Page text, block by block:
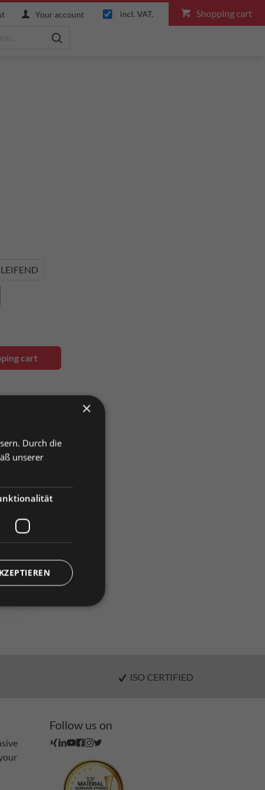
Your account incl. VAT. Shopping cart
cart
ISO CERTIFIED
Follow us on
×
Durch die
unserer